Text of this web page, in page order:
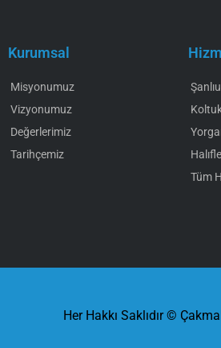
Kurumsal
Misyonumuz
Vizyonumuz
Değerlerimiz
Tarihçemiz
Tüm
Her Hakkı Saklıdır ©